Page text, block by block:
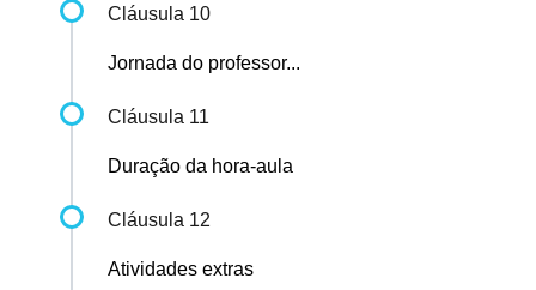
Cláusula 10
Jornada do professor...
Cláusula 11
Duração da hora-aula
Cláusula 12
Atividades extras